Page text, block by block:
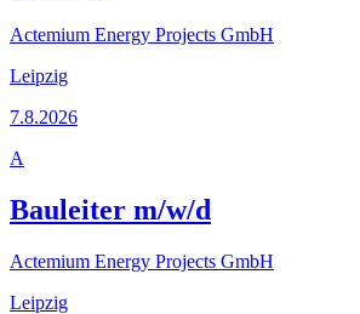
Actemium Energy Projects GmbH
Leipzig
7.8.2026
A
Bauleiter m/w/d
Actemium Energy Projects GmbH
Leipzig